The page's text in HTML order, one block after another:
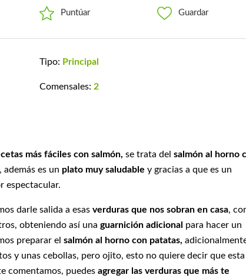
Puntúar Guardar
Tipo: Principal
Comensales: 2
más fáciles con salmón, se trata del salmón al horno
es un plato muy saludable y gracias a que es un
espectacular.
darle salida a esas verduras que nos sobran en casa,
obteniendo así una guarnición adicional para hacer un
preparar el salmón al horno con patatas,
y unas cebollas, pero ojito, esto no quiere decir que esta
comentamos, puedes agregar las verduras que más te